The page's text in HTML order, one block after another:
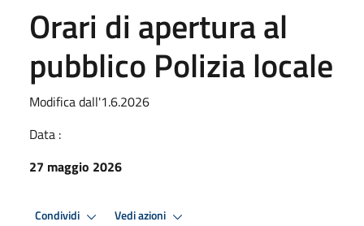
Orari di apertura al
pubblico Polizia locale
Modifica dall'1.6.2026
Data :
27 maggio 2026
Condividi Vedi azioni